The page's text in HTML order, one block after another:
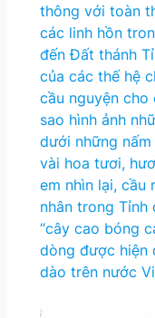
thông với toàn
các linh hồn
đến Đất thánh
của các thế hệ
cầu nguyện cho
sao hình ảnh
dưới những
vài hoa tươi,
em nhìn lại, cầu
nhân trong Tỉnh
“cây cao bóng
dòng được hiện
dào trên nước